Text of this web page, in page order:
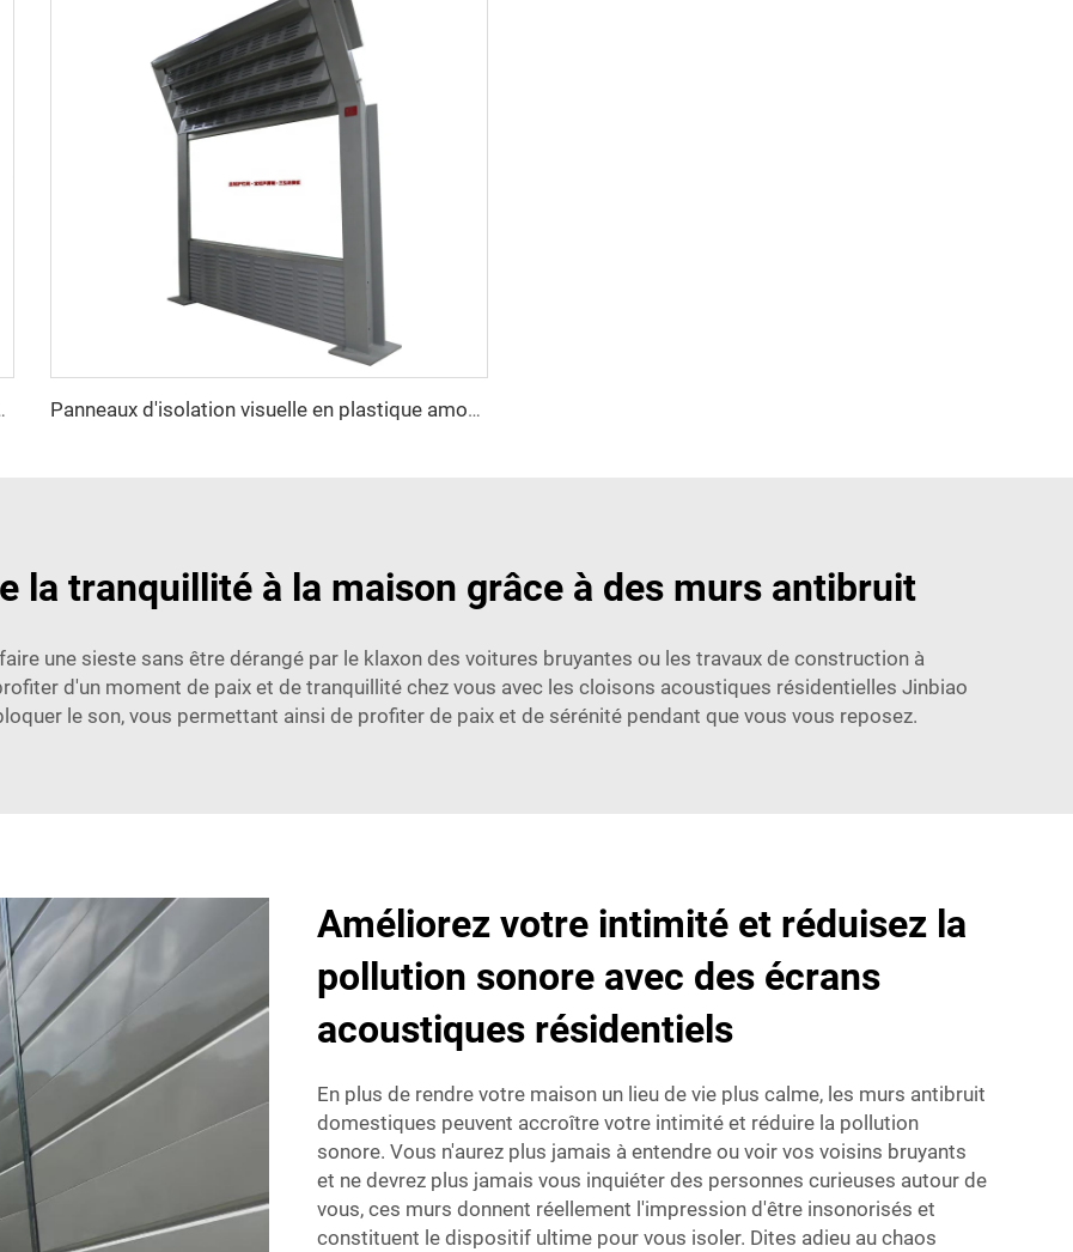
Isolation acoustique Panneaux d'isolation visuelle en plastique amovibles Barrière absorbante de bruit Clôture anti-bruit Barrière anti-vent Clôture anti-bruit Mur antibruit
la tranquillité à la maison grâce à des murs antibruit
une sieste sans être dérangé par le klaxon des voitures bruyantes ou les travaux de construction à
d'un moment de paix et de tranquillité chez vous avec les cloisons acoustiques résidentielles Jinbiao
le son, vous permettant ainsi de profiter de paix et de sérénité pendant que vous vous reposez.
Améliorez votre intimité et réduisez la
pollution sonore avec des écrans
acoustiques résidentiels
En plus de rendre votre maison un lieu de vie plus calme, les murs antibruit
domestiques peuvent accroître votre intimité et réduire la pollution
sonore. Vous n'aurez plus jamais à entendre ou voir vos voisins bruyants
et ne devrez plus jamais vous inquiéter des personnes curieuses autour de
vous, ces murs donnent réellement l'impression d'être insonorisés et
constituent le dispositif ultime pour vous isoler. Dites adieu au chaos